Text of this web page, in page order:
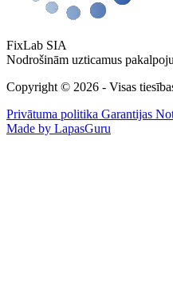
FixLab SIA
Nodrošinām uzticamus
Copyright © 2026 - Visas
Privātuma politika Garantijas
Made by LapasGuru